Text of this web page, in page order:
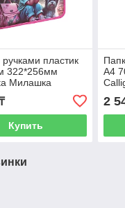
пластик
322*256мм
Милашка
Купить
А4
2